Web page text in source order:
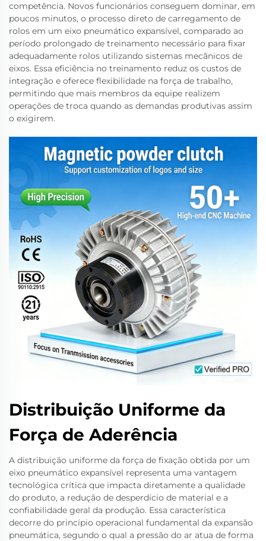
competência. Novos funcionários conseguem dominar, em
poucos minutos, o processo direto de carregamento de
rolos em um eixo pneumático expansível, comparado ao
período prolongado de treinamento necessário para fixar
adequadamente rolos utilizando sistemas mecânicos de
eixos. Essa eficiência no treinamento reduz os custos de
integração e oferece flexibilidade na força de trabalho,
permitindo que mais membros da equipe realizem
operações de troca quando as demandas produtivas assim
o exigirem.
Distribuição Uniforme da
Força de Aderência
A distribuição uniforme da força de fixação obtida por um
eixo pneumático expansível representa uma vantagem
tecnológica crítica que impacta diretamente a qualidade
do produto, a redução de desperdício de material e a
confiabilidade geral da produção. Essa característica
decorre do princípio operacional fundamental da expansão
pneumática, segundo o qual a pressão do ar atua de forma